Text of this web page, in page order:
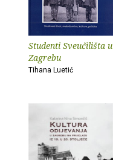
Studenti Sveučilišta u
Zagrebu
Tihana Luetić